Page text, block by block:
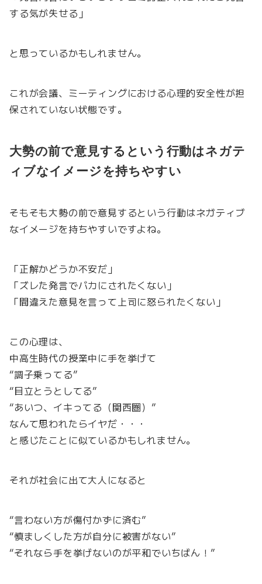
する気が失せる」
と思っているかもしれません。
これが会議、ミーティングにおける心理的安全性が担
保されていない状態です。
大勢の前で意見するという行動はネガテ
ィブなイメージを持ちやすい
そもそも大勢の前で意見するという行動はネガティブ
なイメージを持ちやすいですよね。
「正解かどうか不安だ」
「ズレた発言でバカにされたくない」
「間違えた意見を言って上司に怒られたくない」
この心理は、
中高生時代の授業中に手を挙げて
“調子乗ってる”
“目立とうとしてる”
“あいつ、イキってる（関西圏）”
なんて思われたらイヤだ・・・
と感じたことに似ているかもしれません。
それが社会に出て大人になると
“言わない方が傷付かずに済む”
“慎ましくした方が自分に被害がない”
“それなら手を挙げないのが平和でいちばん！”